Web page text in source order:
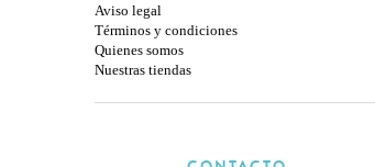
Aviso legal
Términos y condiciones
Quienes somos
Nuestras tiendas